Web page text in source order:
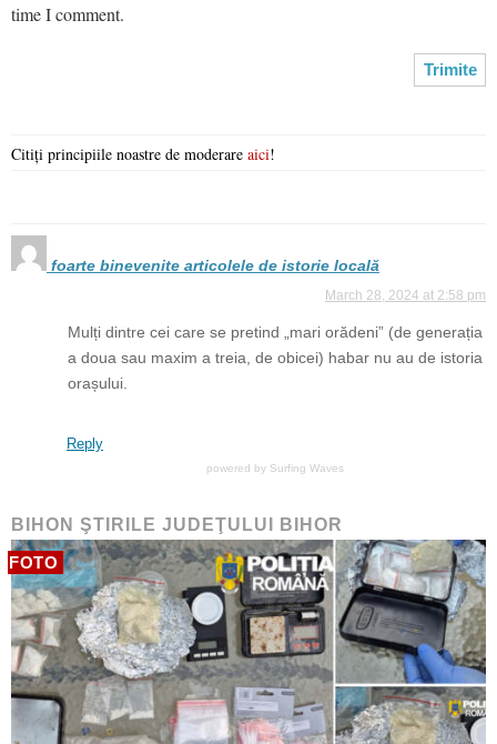
time I comment.
Citiți principiile noastre de moderare aici!
foarte binevenite articolele de istorie locală
March 28, 2024 at 2:58 pm
Mulți dintre cei care se pretind „mari orădeni” (de generația
a doua sau maxim a treia, de obicei) habar nu au de istoria
orașului.
Reply
powered by Surfing Waves
BIHON ŞTIRILE JUDEŢULUI BIHOR
FOTO